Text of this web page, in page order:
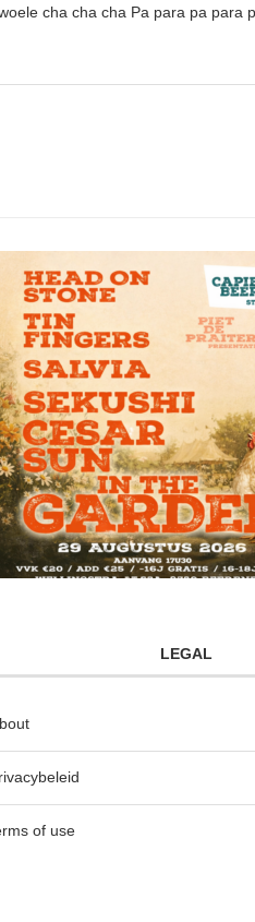
cha cha cha Pa para pa para
LEGAL
of use